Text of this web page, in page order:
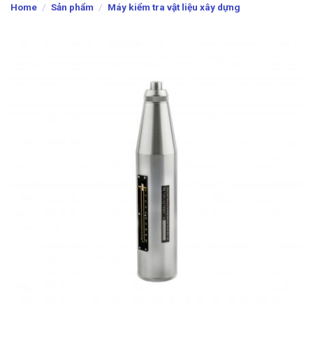
Home / Sản phẩm / Máy kiểm tra vật liệu xây dựng